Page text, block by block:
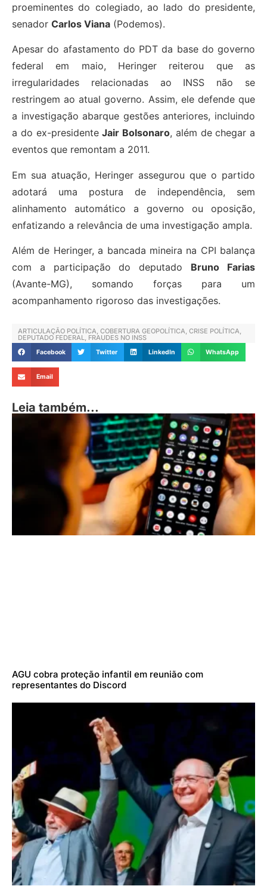
proeminentes do colegiado, ao lado do presidente,
senador Carlos Viana (Podemos).
Apesar do afastamento do PDT da base do governo
federal em maio, Heringer reiterou que as
irregularidades relacionadas ao INSS não se
restringem ao atual governo. Assim, ele defende que
a investigação abarque gestões anteriores, incluindo
a do ex-presidenteJair Bolsonaro, além de chegar a
eventos que remontam a 2011.
Em sua atuação, Heringer assegurou que o partido
adotará uma postura de independência, sem
alinhamento automático a governo ou oposição,
enfatizando a relevância de uma investigação ampla.
Além de Heringer, a bancada mineira na CPI balança
com a participação do deputado Bruno Farias
(Avante-MG), somando forças para um
acompanhamento rigoroso das investigações.
ARTICULAÇÃO POLÍTICA COBERTURA GEOPOLÍTICA CRISE POLÍTICA
DEPUTADO FEDERAL FRAUDES NO INSS
Facebook Twitter LinkedIn WhatsApp
Email
Leia também...
AGU cobra proteção infantil em reunião com
representantes do Discord